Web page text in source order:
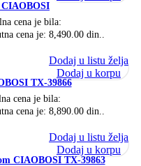
cena je bila:
cena je: 8,490.00 din..
TX-39866
cena je bila:
cena je: 8,890.00 din..
Dodaj u listu želja
Dodaj u korpu
CIAOBOSI TX-39863
Dodaj u listu želja
Dodaj u korpu